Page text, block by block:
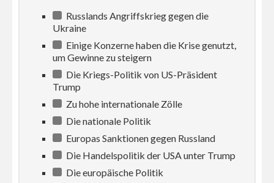
Russlands Angriffskrieg gegen die
Ukraine
Einige Konzerne haben die Krise genutzt,
um Gewinne zu steigern
Die Kriegs-Politik von US-Präsident
Trump
Zu hohe internationale Zölle
Die nationale Politik
Europas Sanktionen gegen Russland
Die Handelspolitik der USA unter Trump
Die europäische Politik